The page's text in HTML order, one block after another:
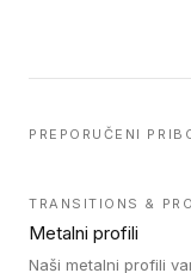
PREPORUČENI
TRANSITIONS &
Metalni profili
Naši metalni profili